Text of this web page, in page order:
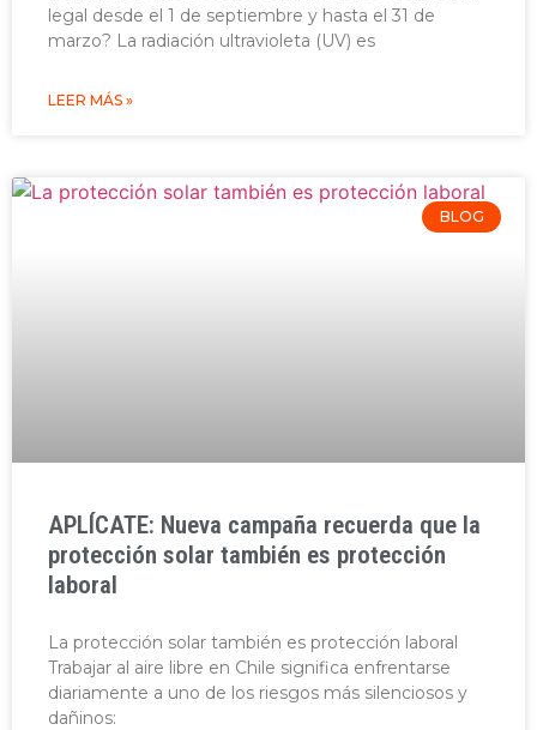
legal desde el 1 de septiembre y hasta el 31 de
marzo? La radiación ultravioleta (UV) es
LEER MÁS »
BLOG
APLÍCATE: Nueva campaña recuerda que la
protección solar también es protección
laboral
La protección solar también es protección laboral
Trabajar al aire libre en Chile significa enfrentarse
diariamente a uno de los riesgos más silenciosos y
dañinos: